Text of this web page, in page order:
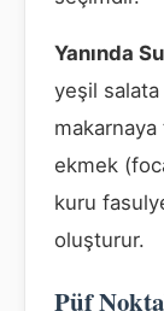
Yanında
yeşil
makarnaya
ekmek
kuru
oluşturur.
Püf